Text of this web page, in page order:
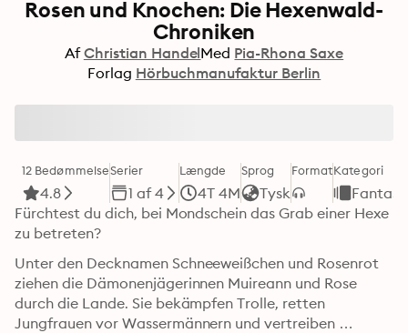
Rosen und Knochen: Die Hexenwald-
Chroniken
Af Christian HandelMed Pia-Rhona Saxe
Forlag Hörbuchmanufaktur Berlin
12 Bedømmelse
4.8
Serier
1 af 4
Længde
4T 4M
Sprog
Tysk
FormatKategori
Fantasy
Fürchtest du dich, bei Mondschein das Grab einer Hexe
zu betreten?
Unter den Decknamen Schneeweißchen und Rosenrot
ziehen die Dämonenjägerinnen Muireann und Rose
durch die Lande. Sie bekämpfen Trolle, retten
Jungfrauen vor Wassermännern und vertreiben